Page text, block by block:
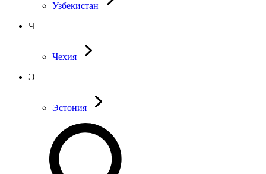
Узбекистан
Ч
Чехия
Э
Эстония